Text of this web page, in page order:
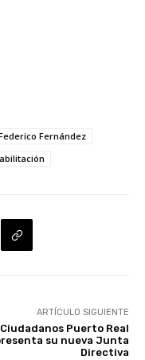
Fernández
ARTÍCULO SIGUIENTE
Ciudadanos Puerto Real
su nueva Junta
Directiva